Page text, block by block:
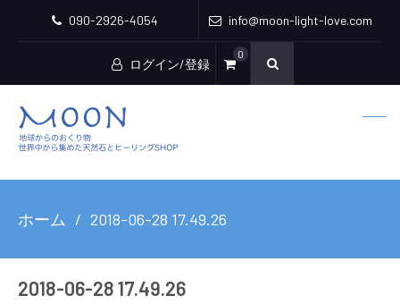
090-2926-4054 info@moon-light-love.com
ログイン/登録
0
ホーム 2018-06-28 17.49.26
2018-06-28 17.49.26